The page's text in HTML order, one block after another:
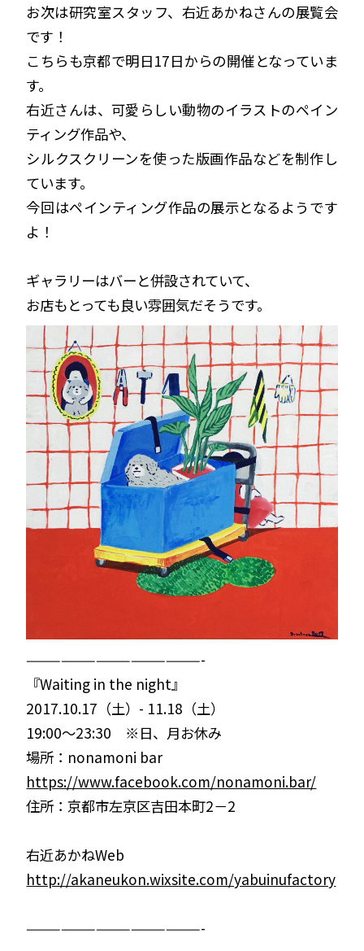
お次は研究室スタッフ、右近あかねさんの展覧会
です！
こちらも京都で明日17日からの開催となっていま
す。
右近さんは、可愛らしい動物のイラストのペイン
ティング作品や、
シルクスクリーンを使った版画作品などを制作し
ています。
今回はペインティング作品の展示となるようです
よ！
ギャラリーはバーと併設されていて、
お店もとっても良い雰囲気だそうです。
———————————————-
『Waiting in the night』
2017.10.17（土）- 11.18（土）
19:00～23:30 ※日、月お休み
場所：nonamoni bar
https://www.facebook.com/nonamoni.bar/
住所：京都市左京区吉田本町2－2
右近あかねWeb
http://akaneukon.wixsite.com/yabuinufactory
———————————————-